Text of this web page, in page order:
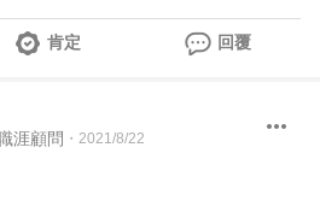
肯定 回覆
涯顧問 ・ 2021/8/22